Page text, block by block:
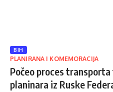
BIH
PLANIRANA I KOMEMORACIJA
Počeo proces
planinara iz Ruske